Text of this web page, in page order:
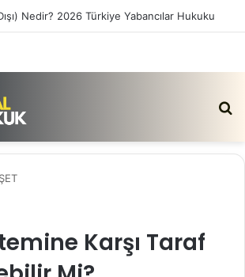
İptali Nedir?
Karşı Taraf